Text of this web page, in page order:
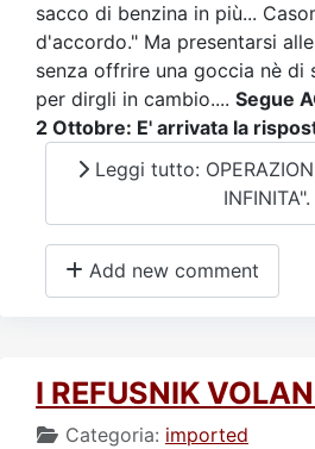
sacco di benzina in più...
d'accordo." Ma presentarsi
senza offrire una goccia nè di
per dirgli in cambio.... Segue
2 Ottobre: E' arrivata la
Leggi tutto:
INFINITA".
Add new comment
I REFUSNIK
Categoria: imported